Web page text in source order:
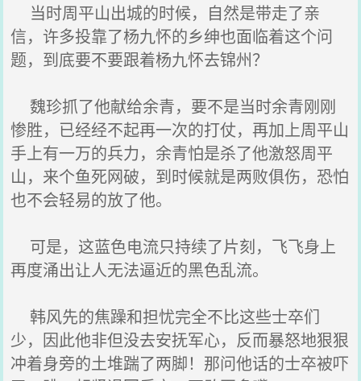
当时周平山出城的时候，自然是带走了亲
信，许多投靠了杨九怀的乡绅也面临着这个问
题，到底要不要跟着杨九怀去锦州？
魏珍抓了他献给余青，要不是当时余青刚刚
惨胜，已经经不起再一次的打仗，再加上周平山
手上有一万的兵力，余青怕是杀了他激怒周平
山，来个鱼死网破，到时候就是两败俱伤，恐怕
也不会轻易的放了他。
可是，这蓝色电流只持续了片刻，飞飞身上
再度涌出让人无法逼近的黑色乱流。
韩风先的焦躁和担忧完全不比这些士卒们
少，因此他非但没去安抚军心，反而暴怒地狠狠
冲着身旁的土堆踹了两脚！那问他话的士卒被吓